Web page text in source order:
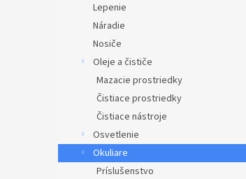
Lepenie
Náradie
Nosiče
Oleje a čističe
Mazacie prostriedky
Čistiace prostriedky
Čistiace nástroje
Osvetlenie
Okuliare
Príslušenstvo